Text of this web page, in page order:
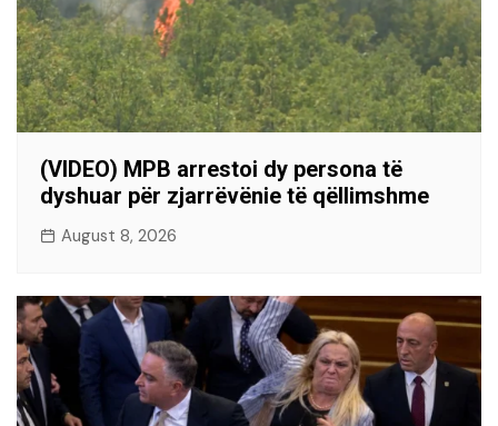
(VIDEO) MPB arrestoi dy persona të
dyshuar për zjarrëvënie të qëllimshme
August 8, 2026